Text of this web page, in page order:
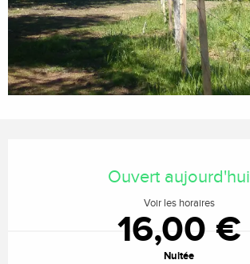
Ouvert aujourd'hui
Voir les horaires
16,00 €
Nuitée